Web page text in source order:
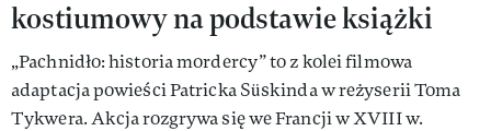
kostiumowy na podstawie książki
„Pachnidło: historia mordercy” to z kolei filmowa
adaptacja powieści Patricka Süskinda w reżyserii Toma
Tykwera. Akcja rozgrywa się we Francji w XVIII w.